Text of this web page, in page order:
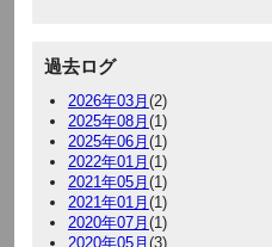
過去ログ
2026年03月(2)
2025年08月(1)
2025年06月(1)
2022年01月(1)
2021年05月(1)
2021年01月(1)
2020年07月(1)
2020年05月(3)